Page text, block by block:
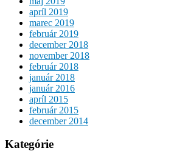
apríl 2019
marec 2019
február 2019
december 2018
november 2018
február 2018
január 2018
január 2016
apríl 2015
február 2015
december 2014
Kategórie